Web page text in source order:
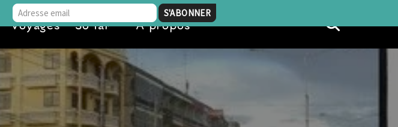
Voyages • So far À propos